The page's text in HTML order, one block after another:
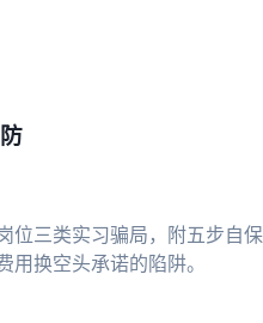
位三类实习骗局，附五步自保
换空头承诺的陷阱。